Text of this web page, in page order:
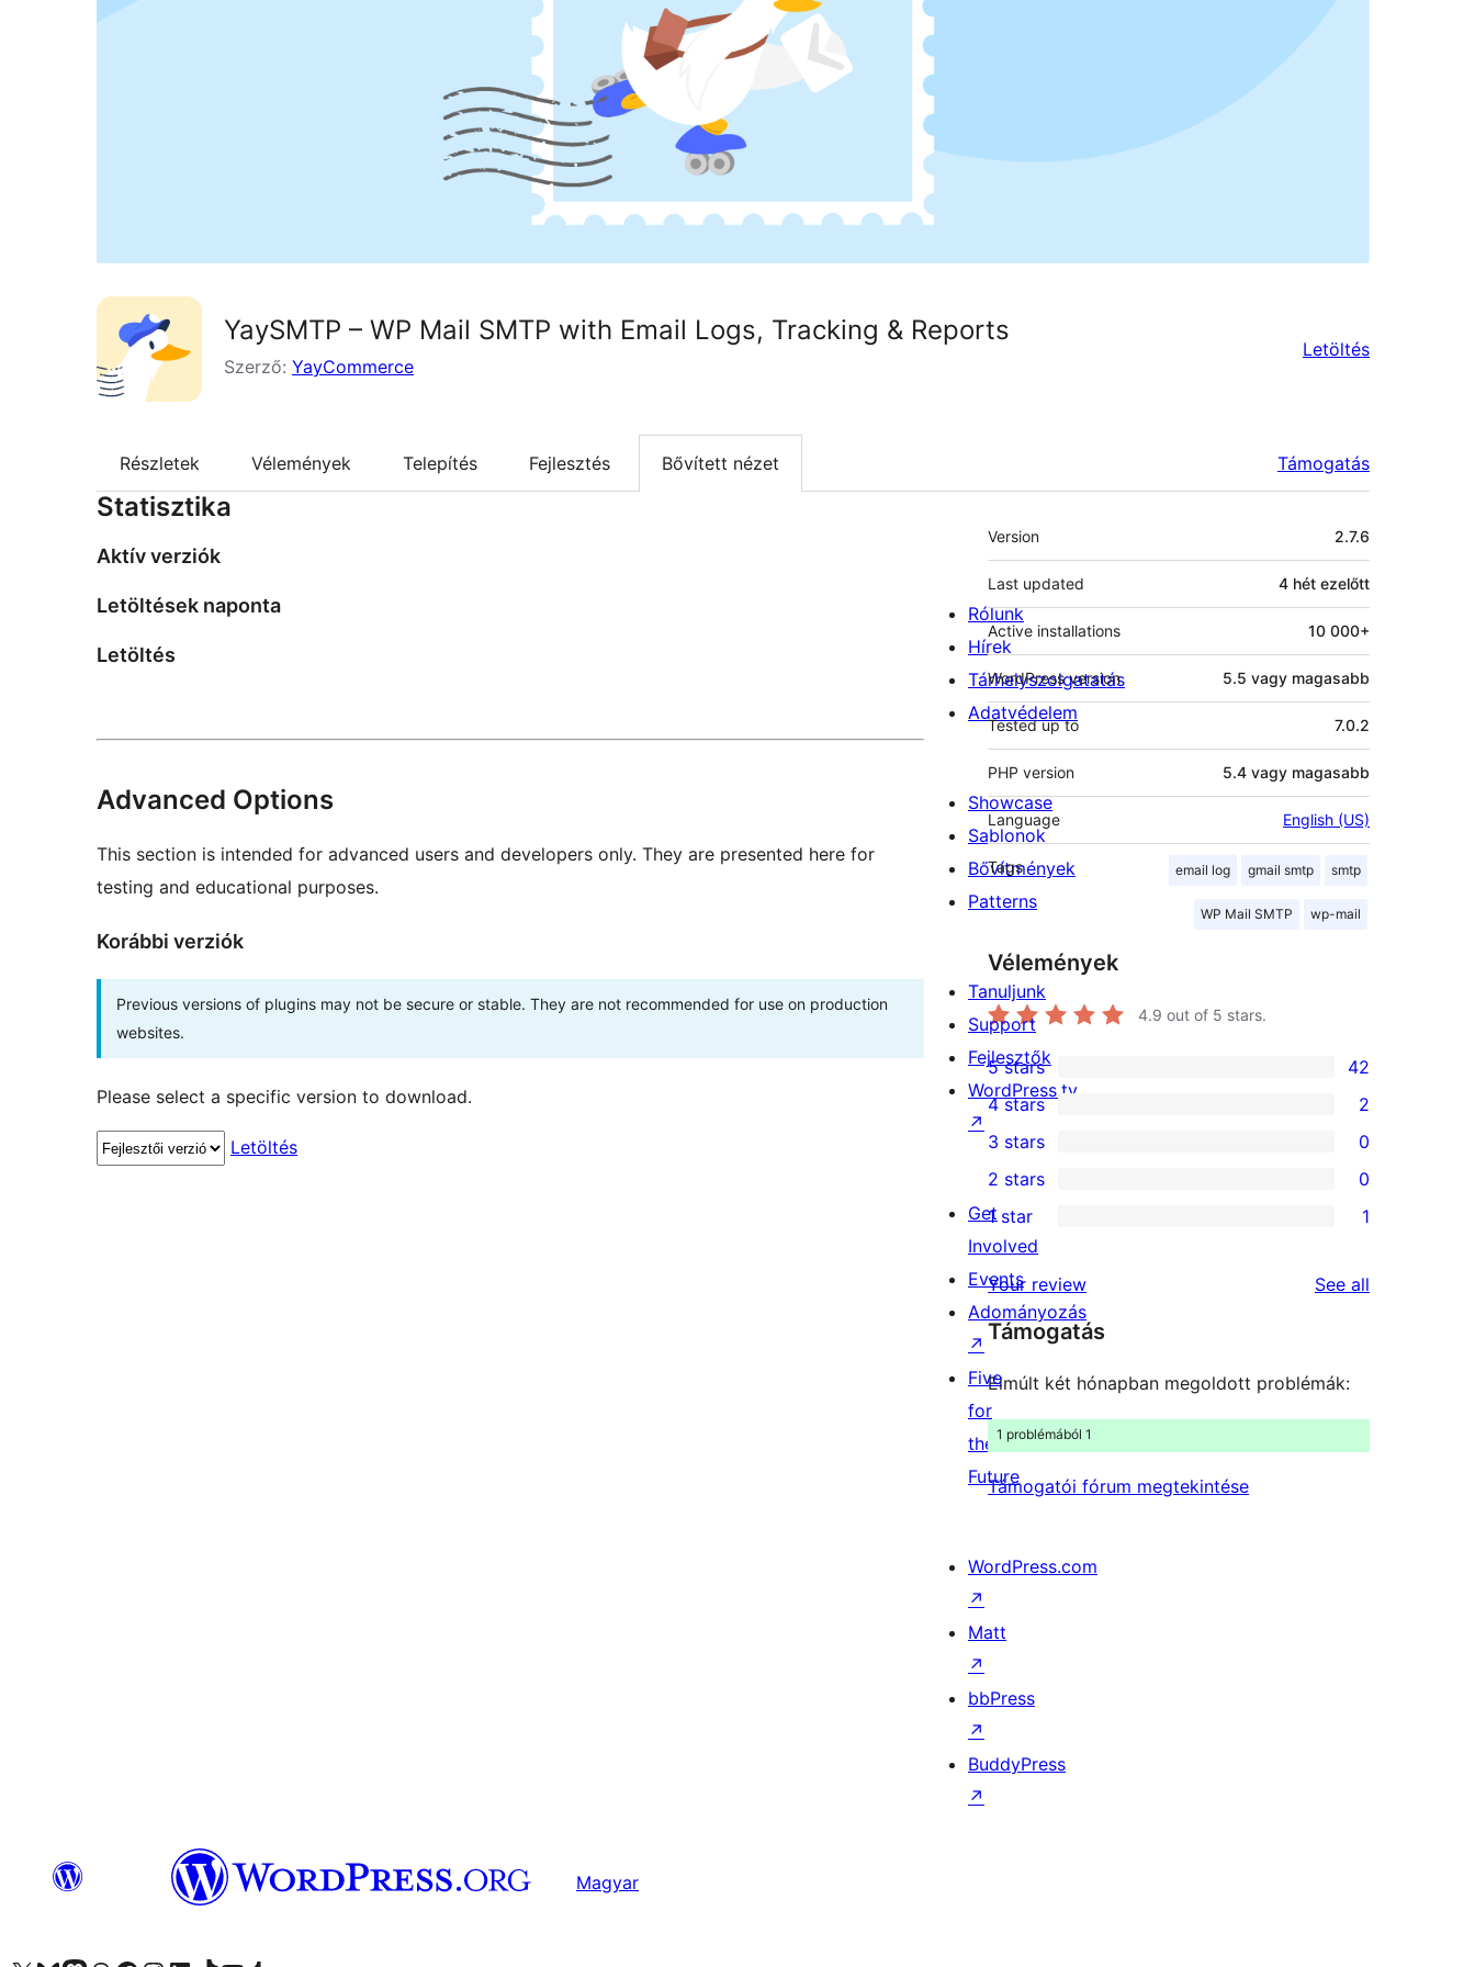
YaySMTP – WP Mail SMTP with Email Logs, Tracking & Reports
Szerző: YayCommerce
Letöltés
Részletek Vélemények Telepítés Fejlesztés Bővített nézet Támogatás
Statisztika
Aktív verziók
Letöltések naponta
Letöltés
Advanced Options
This section is intended for advanced users and developers only. They are presented here for
testing and educational purposes.
Korábbi verziók
Previous versions of plugins may not be secure or stable. They are not recommended for use on production
websites.
Please select a specific version to download.
Letöltés
Meta
Version 2.7.6
Last updated 4 hét ezelőtt
Active installations 10 000+
WordPress version 5.5 vagy magasabb
Tested up to 7.0.2
PHP version 5.4 vagy magasabb
Language English (US)
Tags email log gmail smtp smtp
WP Mail SMTP wp-mail
Vélemények
4.9 out of 5 stars.
42
5-
star
reviews
5 stars 42
4-
star
reviews
4 stars 2
0
3-
star
reviews
3 stars 0
2-
star
reviews
2 stars 0
star
review
1 star 1
Your review See all
Támogatás
Elmúlt két hónapban megoldott problémák:
1 problémából 1
Támogatói fórum megtekintése
Rólunk
Hírek
Tárhelyszolgatatás
Adatvédelem
Showcase
Sablonok
Bővítmények
Patterns
Tanuljunk
Support
Fejlesztők
WordPress.tv
↗
Get
Involved
Events
Adományozás
↗
Five
for
the
Future
WordPress.com
↗
Matt
↗
bbPress
↗
BuddyPress
↗
Magyar